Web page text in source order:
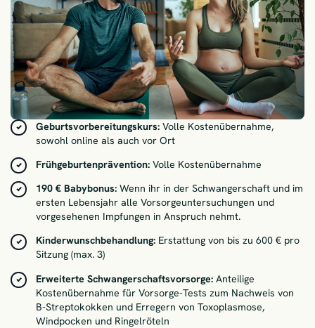
Geburtsvorbereitungskurs: Volle Kostenübernahme,
sowohl online als auch vor Ort
Frühgeburtenprävention: Volle Kostenübernahme
190 € Babybonus:Wenn ihr in der Schwangerschaft und im
ersten Lebensjahr alle Vorsorgeuntersuchungen und
vorgesehenen Impfungen in Anspruch nehmt.
Kinderwunschbehandlung: Erstattung von bis zu 600 € pro
Sitzung (max. 3)
Erweiterte Schwangerschaftsvorsorge:Anteilige
Kostenübernahme für Vorsorge-Tests zum Nachweis von
B-Streptokokken und Erregern von Toxoplasmose,
Windpocken und Ringelröteln